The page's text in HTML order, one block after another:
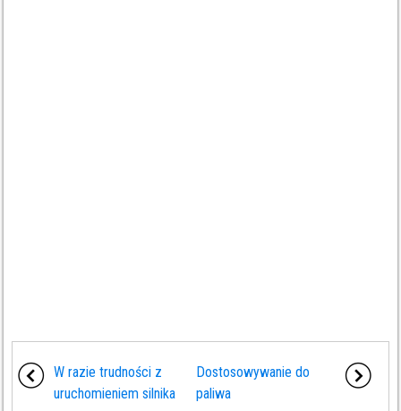
W razie trudności z
uruchomieniem silnika
Dostosowywanie do
paliwa